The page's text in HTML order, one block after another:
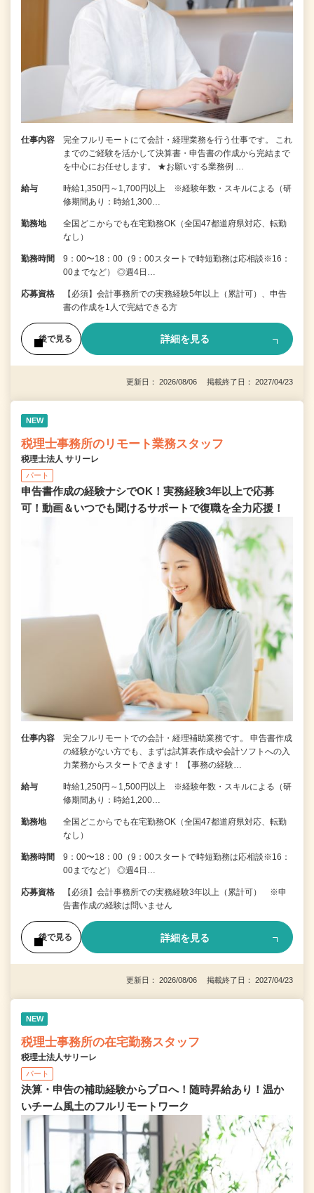
仕事内容
完全フルリモートにて会計・経理業務を行う仕事です。 これ
までのご経験を活かして決算書・申告書の作成から完結まで
を中⼼にお任せします。 ★お願いする業務例 …
給与
時給1,350円～1,700円以上 ※経験年数・スキルによる（研
修期間あり：時給1,300…
勤務地
全国どこからでも在宅勤務OK（全国47都道府県対応、転勤
なし）
勤務時間
9：00〜18：00（9：00スタートで時短勤務は応相談※16：
00までなど） ◎週4日…
応募資格
【必須】会計事務所での実務経験5年以上（累計可）、申告
書の作成を1人で完結できる方
後で見る 詳細を見る
更新日： 2026/08/06 掲載終了日： 2027/04/23
NEW
税理士事務所のリモート業務スタッフ
税理士法人 サリーレ
パート
申告書作成の経験ナシでOK！実務経験3年以上で応募
可！動画＆いつでも聞けるサポートで復職を全⼒応援！
仕事内容
完全フルリモートでの会計・経理補助業務です。 申告書作成
の経験がない⽅でも、まずは試算表作成や会計ソフトへの⼊
⼒業務からスタートできます！ 【事務の経験…
給与
時給1,250円～1,500円以上 ※経験年数・スキルによる（研
修期間あり：時給1,200…
勤務地
全国どこからでも在宅勤務OK（全国47都道府県対応、転勤
なし）
勤務時間
9：00〜18：00（9：00スタートで時短勤務は応相談※16：
00までなど） ◎週4日…
応募資格
【必須】会計事務所での実務経験3年以上（累計可） ※申
告書作成の経験は問いません
後で見る 詳細を見る
更新日： 2026/08/06 掲載終了日： 2027/04/23
NEW
税理士事務所の在宅勤務スタッフ
税理士法人サリーレ
パート
決算・申告の補助経験からプロへ！随時昇給あり！温か
いチーム⾵⼟のフルリモートワーク